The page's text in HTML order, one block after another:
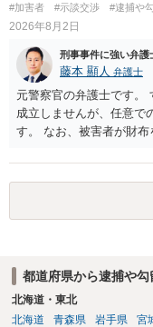
#加害者 #示談交渉 #逮捕や
2026年8月2日
刑事事件に強い弁護
藤本 顯人 弁護士
元警察官の弁護士です。
成立しませんが、任意で
す。 なお、被害者が財
と言い逃れはかなり厳し
都道府県から逮捕や
北海道・東北
北海道
青森県 岩手県 宮